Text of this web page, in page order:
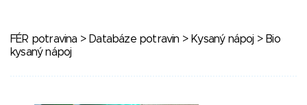
FÉR potravina > Databáze potravin > Kysaný nápoj > Bio
kysaný nápoj